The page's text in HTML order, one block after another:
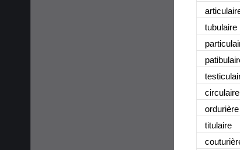
tubulaire
circulaire
ordurière
titulaire